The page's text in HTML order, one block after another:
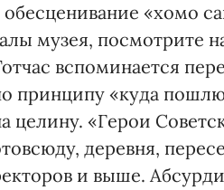
«хомо
музея, посмотрите
вспоминается
принципу «куда
целину. «Герои
деревня,
и выше.